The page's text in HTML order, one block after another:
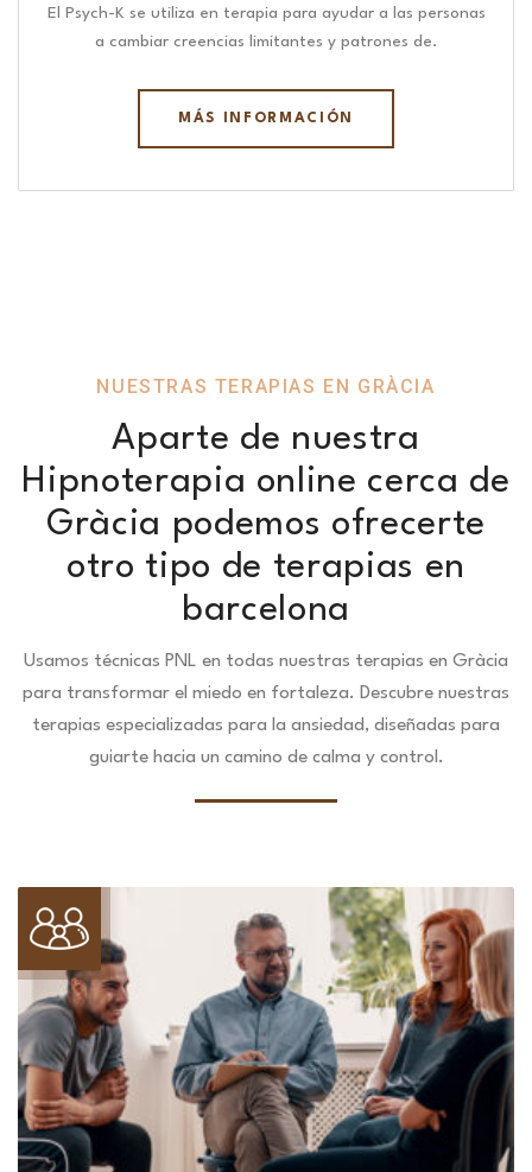
El Psych-K se utiliza en terapia para ayudar a las personas
a cambiar creencias limitantes y patrones de.
MÁS INFORMACIÓN
NUESTRAS TERAPIAS EN GRÀCIA
Aparte de nuestra
Hipnoterapia online cerca de
Gràcia podemos ofrecerte
otro tipo de terapias en
barcelona
Usamos técnicas PNL en todas nuestras terapias en Gràcia
para transformar el miedo en fortaleza. Descubre nuestras
terapias especializadas para la ansiedad, diseñadas para
guiarte hacia un camino de calma y control.